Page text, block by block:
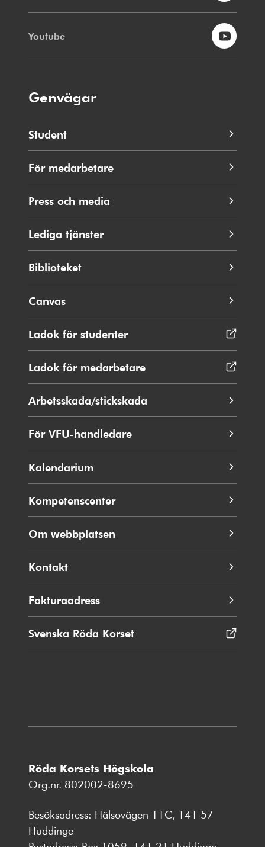
Youtube
Genvägar
Student
För medarbetare
Press och media
Lediga tjänster
Biblioteket
Canvas
Ladok för studenterÖppnas
i
fönster
Ladok för medarbetare
i
fönster
Arbetsskada/stickskada
För VFU-handledare
Kalendarium
Kompetenscenter
Om webbplatsen
Kontakt
Fakturaadress
Svenska Röda Korset
i
Röda Korsets Högskola
Org.nr. 802002-8695
Besöksadress: Hälsovägen 11C, 141 57
Huddinge